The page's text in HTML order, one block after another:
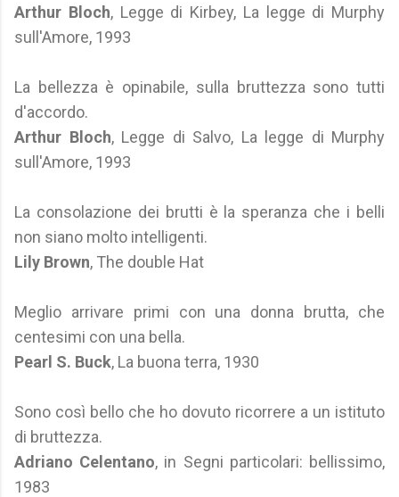
Arthur Bloch, Legge di Kirbey, La legge di Murphy
sull'Amore, 1993
La bellezza è opinabile, sulla bruttezza sono tutti
d'accordo.
Arthur Bloch, Legge di Salvo, La legge di Murphy
sull'Amore, 1993
La consolazione dei brutti è la speranza che i belli
non siano molto intelligenti.
Lily Brown, The double Hat
Meglio arrivare primi con una donna brutta, che
centesimi con una bella.
Pearl S. Buck, La buona terra, 1930
Sono così bello che ho dovuto ricorrere a un istituto
di bruttezza.
Adriano Celentano, in Segni particolari: bellissimo,
1983